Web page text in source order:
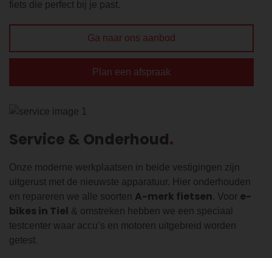
fiets die perfect bij je past.
Ga naar ons aanbod
Plan een afspraak
Service & Onderhoud
Onze moderne werkplaatsen in beide vestigingen zijn
uitgerust met de nieuwste apparatuur. Hier onderhouden
en repareren we alle soorten A-merk fietsen. Voor e-
bikes in Tiel & omstreken hebben we een speciaal
testcenter waar accu’s en motoren uitgebreid worden
getest.